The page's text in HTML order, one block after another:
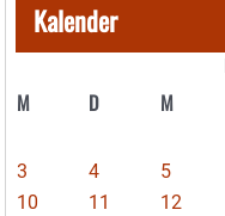
Kalender
M D M
3
4 5
10
11 12